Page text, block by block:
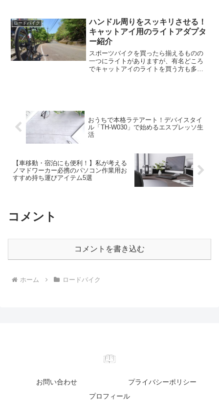
レビューしていこうと思います。
AGILESTと...
ロードバイク
ハンドル周りをスッキリさせる！
キャットアイ用のライトアダプタ
ー紹介
スポーツバイクを買ったら揃えるものの
一つにライトがありますが、有名どころ
でキャットアイのライトを買う方も多い
おうちで本格ラテアート！デバイスタイ
ル「TH-W030」で始めるエスプレッソ生
活
【車移動・宿泊にも便利！】私が考える
ノマドワーカー必携のパソコン作業用お
すすめ持ち運びアイテム5選
コメント
コメントを書き込む
ホーム ロードバイク
お問い合わせ
プライバシーポリシー
プロフィール